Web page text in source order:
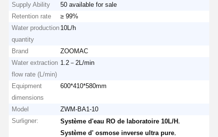
Supply Ability
50 available for sale
Retention rate
≥ 99%
Water production
quantity
10L/h
Brand
ZOOMAC
Water extraction
flow rate (L/min)
1.2－2L/min
Equipment
dimensions
600*410*580mm
Model
ZWM-BA1-10
Surligner:
Système d'eau RO de laboratoire 10L/H
Système d' osmose inverse ultra pure